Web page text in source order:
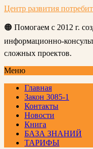
Центр развития
🟠 Помогаем с 2012 г.
информационно-
сложных проектов.
Меню
Главная
Закон 3085-1
Контакты
Новости
Книга
БАЗА ЗНАНИЙ
ТАРИФЫ